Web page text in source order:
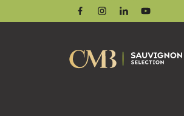
FacebookInstagram
LinkedinYoutube